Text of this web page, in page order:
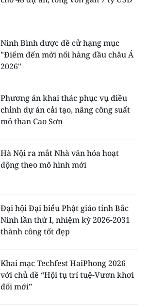
Ninh Bình được đề cử hạng mục
"Điểm đến mới nổi hàng đầu châu Á
2026"
Phương án khai thác phục vụ điều
chỉnh dự án cải tạo, nâng công suất
mỏ than Cao Sơn
Hà Nội ra mắt Nhà văn hóa hoạt
động theo mô hình mới
Đại hội Đại biểu Phật giáo tỉnh Bắc
Ninh lần thứ I, nhiệm kỳ 2026-2031
thành công tốt đẹp
Khai mạc Techfest HaiPhong 2026
với chủ đề “Hội tụ trí tuệ-Vươn khơi
đổi mới”